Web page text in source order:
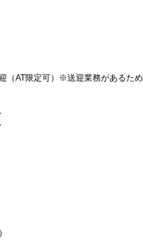
（AT限定可）※送迎業務があるため